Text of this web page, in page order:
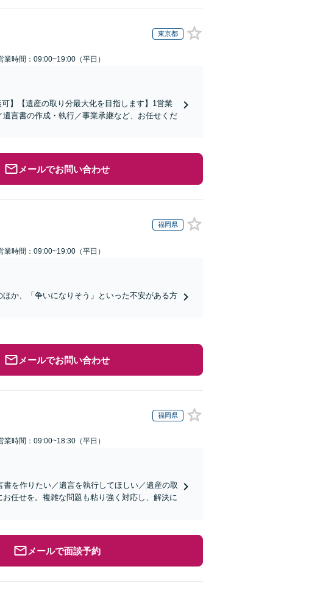
東京都
業時間：09:00~19:00（平日）
】【遺産の取り分最大化を目指します】1営業
言書の作成・執行／事業承継など、お任せくだ
メールでお問い合わせ
福岡県
業時間：09:00~19:00（平日）
か、「争いになりそう」といった不安がある方
メールでお問い合わせ
福岡県
業時間：09:00~18:30（平日）
を作りたい／遺言を執行してほしい／遺産の取
任せを。複雑な問題も粘り強く対応し、解決に
メールで面談予約